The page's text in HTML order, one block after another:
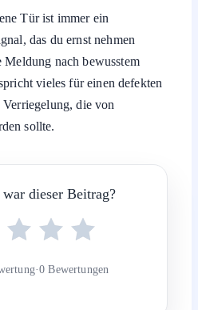
Tür ist immer ein
das du ernst nehmen
nach bewusstem
vieles für einen defekten
Verriegelung, die von
sollte.
dieser Beitrag?
·0 Bewertungen